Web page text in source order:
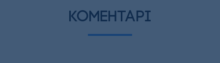
коментарі